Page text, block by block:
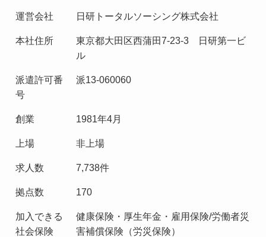
運営会社 日研トータルソーシング株式会社
本社住所
東京都大田区西蒲田7-23-3 日研第一ビ
ル
派遣許可番
号
派13-060060
創業 1981年4月
上場 非上場
求人数 7,738件
拠点数 170
加入できる
社会保険
健康保険・厚生年金・雇用保険/労働者災
害補償保険（労災保険）